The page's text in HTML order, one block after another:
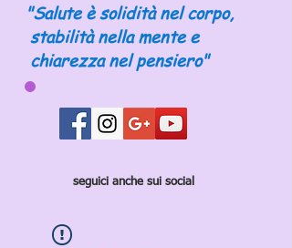
"Salute è solidità nel corpo,
stabilità nella mente e
chiarezza nel pensiero"
seguici anche sui social